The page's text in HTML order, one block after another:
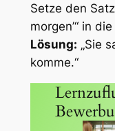
Setze den
morgen’“ in
Lösung: „Sie
komme.“